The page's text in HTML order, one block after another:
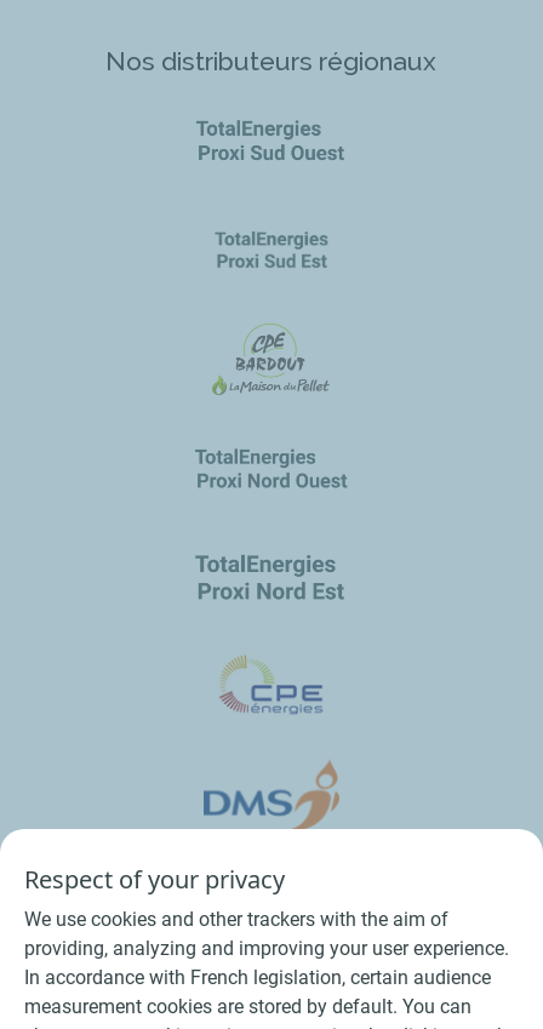
Nos distributeurs régionaux
Respect of your privacy
We use cookies and other trackers with the aim of
providing, analyzing and improving your user experience.
In accordance with French legislation, certain audience
measurement cookies are stored by default. You can